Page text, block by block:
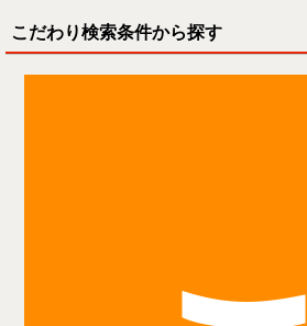
こだわり検索条件から探す